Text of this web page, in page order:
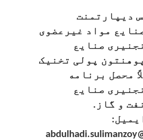
دیپارتمنت
مواد غیرعضوی
صنایع
پولی تخنیک
محصل برنامه
صنایع
و گاز.